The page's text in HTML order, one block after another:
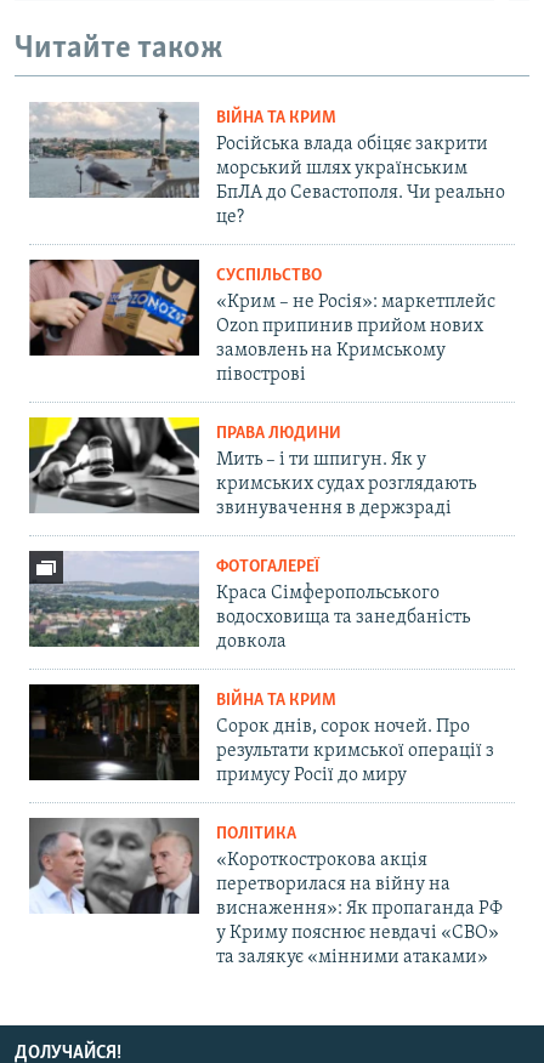
Читайте також
ВІЙНА ТА КРИМ
Російська влада обіцяє закрити
морський шлях українським
БпЛА до Севастополя. Чи реально
це?
СУСПІЛЬСТВО
«Крим – не Росія»: маркетплейс
Ozon припинив прийом нових
замовлень на Кримському
півострові
ПРАВА ЛЮДИНИ
Мить – і ти шпигун. Як у
кримських судах розглядають
звинувачення в держзраді
ФОТОГАЛЕРЕЇ
Краса Сімферопольського
водосховища та занедбаність
довкола
ВІЙНА ТА КРИМ
Сорок днів, сорок ночей. Про
результати кримської операції з
примусу Росії до миру
ПОЛІТИКА
«Короткострокова акція
перетворилася на війну на
виснаження»: Як пропаганда РФ
у Криму пояснює невдачі «СВО»
та залякує «мінними атаками»
ДОЛУЧАЙСЯ!